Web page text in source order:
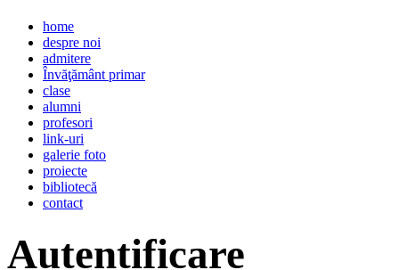
home
despre noi
admitere
Învăţământ primar
clase
alumni
profesori
link-uri
galerie foto
proiecte
bibliotecă
contact
Autentificare